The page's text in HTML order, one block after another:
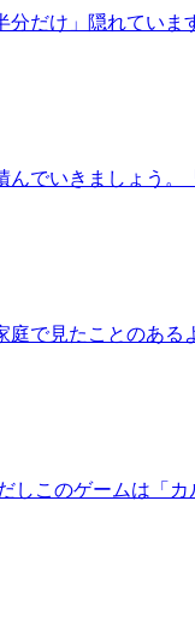
だけ」隠れていま
でいきましょう。
で見たことのある
このゲームは「